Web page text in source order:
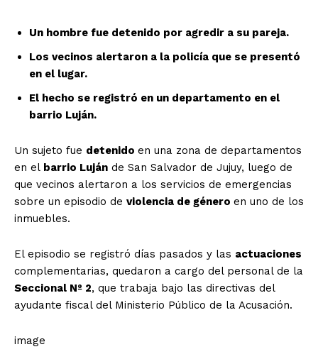
Un hombre fue detenido por agredir a su pareja.
Los vecinos alertaron a la policía que se presentó
en el lugar.
El hecho se registró en un departamento en el
barrio Luján.
Un sujeto fue detenido en una zona de departamentos
en el barrio Luján de San Salvador de Jujuy, luego de
que vecinos alertaron a los servicios de emergencias
sobre un episodio de violencia de género en uno de los
inmuebles.
El episodio se registró días pasados y las actuaciones
complementarias, quedaron a cargo del personal de la
Seccional Nº 2, que trabaja bajo las directivas del
ayudante fiscal del Ministerio Público de la Acusación.
image